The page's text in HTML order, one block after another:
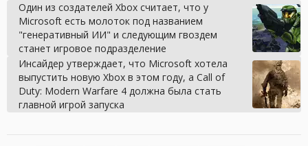
Один из создателей Xbox считает, что у
Microsoft есть молоток под названием
"генеративный ИИ" и следующим гвоздем
станет игровое подразделение
Инсайдер утверждает, что Microsoft хотела
выпустить новую Xbox в этом году, а Call of
Duty: Modern Warfare 4 должна была стать
главной игрой запуска